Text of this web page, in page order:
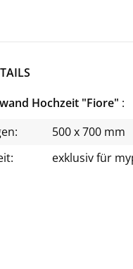
Hochzeit "Fiore"
500 x 700 mm
exklusiv für